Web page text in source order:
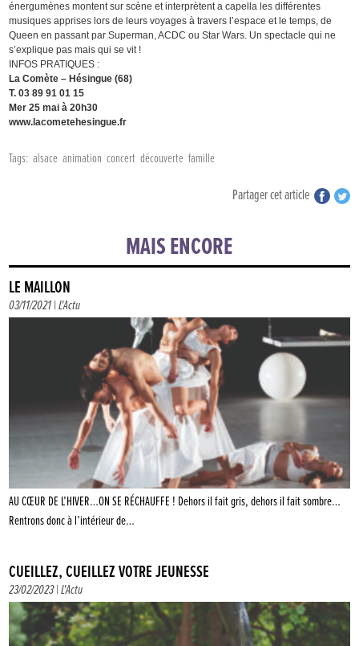
énergumènes montent sur scène et interprètent a capella les différentes
musiques apprises lors de leurs voyages à travers l’espace et le temps, de
Queen en passant par Superman, ACDC ou Star Wars. Un spectacle qui ne
s’explique pas mais qui se vit !
INFOS PRATIQUES :
La Comète – Hésingue (68)
T. 03 89 91 01 15
Mer 25 mai à 20h30
www.lacometehesingue.fr
Tags: alsace animation concert découverte famille
Partager cet article
MAIS ENCORE
LE MAILLON
03/11/2021 |L'Actu
AU CŒUR DE L’HIVER…ON SE RÉCHAUFFE ! Dehors il fait gris, dehors il fait sombre…
Rentrons donc à l’intérieur de…
CUEILLEZ, CUEILLEZ VOTRE JEUNESSE
23/02/2023 |L'Actu